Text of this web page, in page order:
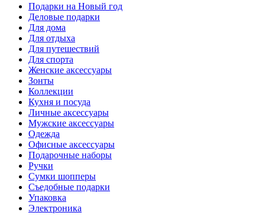
Подарки на Новый год
Деловые подарки
Для дома
Для отдыха
Для путешествий
Для спорта
Женские аксессуары
Зонты
Коллекции
Кухня и посуда
Личные аксессуары
Мужские аксессуары
Одежда
Офисные аксессуары
Подарочные наборы
Ручки
Сумки шопперы
Съедобные подарки
Упаковка
Электроника